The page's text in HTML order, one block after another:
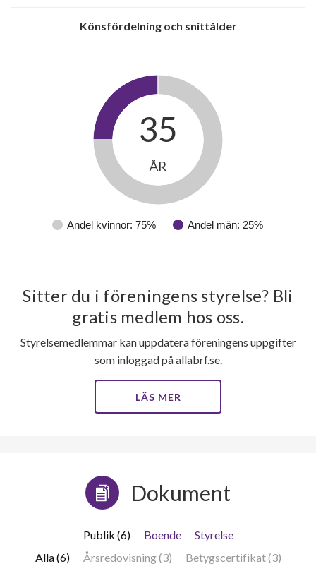
Könsfördelning och snittålder
Andel kvinnor: 75% Andel män: 25%
35
ÅR
Sitter du i föreningens styrelse? Bli
gratis medlem hos oss.
Styrelsemedlemmar kan uppdatera föreningens uppgifter
som inloggad på allabrf.se.
LÄS MER
Dokument
Publik (6) Boende
Styrelse
Alla (6)
Årsredovisning (3) Betygscertifikat (3)